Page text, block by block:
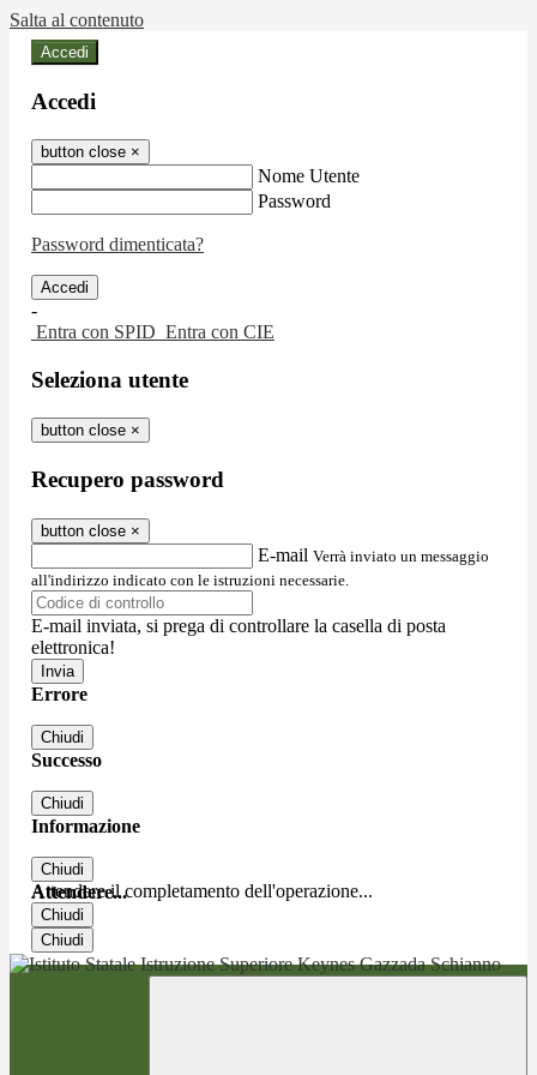
Salta al contenuto
Accedi
Accedi
button close ×
Nome Utente
Password
Password dimenticata?
-
Entra con SPID Entra con CIE
Seleziona utente
button close ×
Recupero password
button close ×
E-mail Verrà inviato un messaggio
all'indirizzo indicato con le istruzioni necessarie.
E-mail inviata, si prega di controllare la casella di posta
elettronica!
Errore
Chiudi
Successo
Chiudi
Informazione
Chiudi
Attendere...
Attendere il completamento dell'operazione...
Chiudi
Chiudi